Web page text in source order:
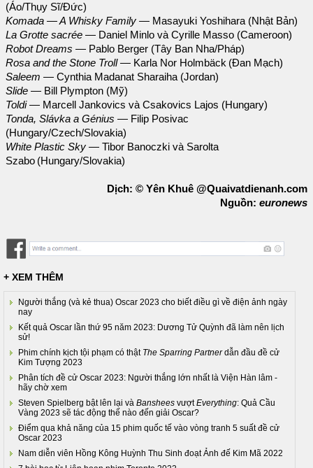
(Áo/Thụy Sĩ/Đức)
Komada — A Whisky Family — Masayuki Yoshihara (Nhật Bản)
La Grotte sacrée — Daniel Minlo và Cyrille Masso (Cameroon)
Robot Dreams — Pablo Berger (Tây Ban Nha/Pháp)
Rosa and the Stone Troll— Karla Nor Holmbäck (Đan Mạch)
Saleem — Cynthia Madanat Sharaiha (Jordan)
Slide — Bill Plympton (Mỹ)
Toldi— Marcell Jankovics và Csakovics Lajos (Hungary)
Tonda, Slávka a Génius — Filip Posivac
(Hungary/Czech/Slovakia)
White Plastic Sky — Tibor Banoczki và Sarolta
Szabo (Hungary/Slovakia)
Dịch: © Yên Khuê @Quaivatdienanh.com
Nguồn: euronews
+ XEM THÊM
Người thắng (và kẻ thua) Oscar 2023 cho biết điều gì về điện ảnh ngày
nay
Kết quả Oscar lần thứ 95 năm 2023: Dương Tử Quỳnh đã làm nên lịch
sử!
Phim chính kịch tội phạm có thật The Sparring Partnerdẫn đầu đề cử
Kim Tượng 2023
Phân tích đề cử Oscar 2023: Người thắng lớn nhất là Viện Hàn lâm -
hãy chờ xem
Steven Spielberg bật lên lại và Banshees vượtEverything: Quả Cầu
Vàng 2023 sẽ tác động thế nào đến giải Oscar?
Điểm qua khả năng của 15 phim quốc tế vào vòng tranh 5 suất đề cử
Oscar 2023
Nam diễn viên Hồng Kông Huỳnh Thu Sinh đoạt Ảnh đế Kim Mã 2022